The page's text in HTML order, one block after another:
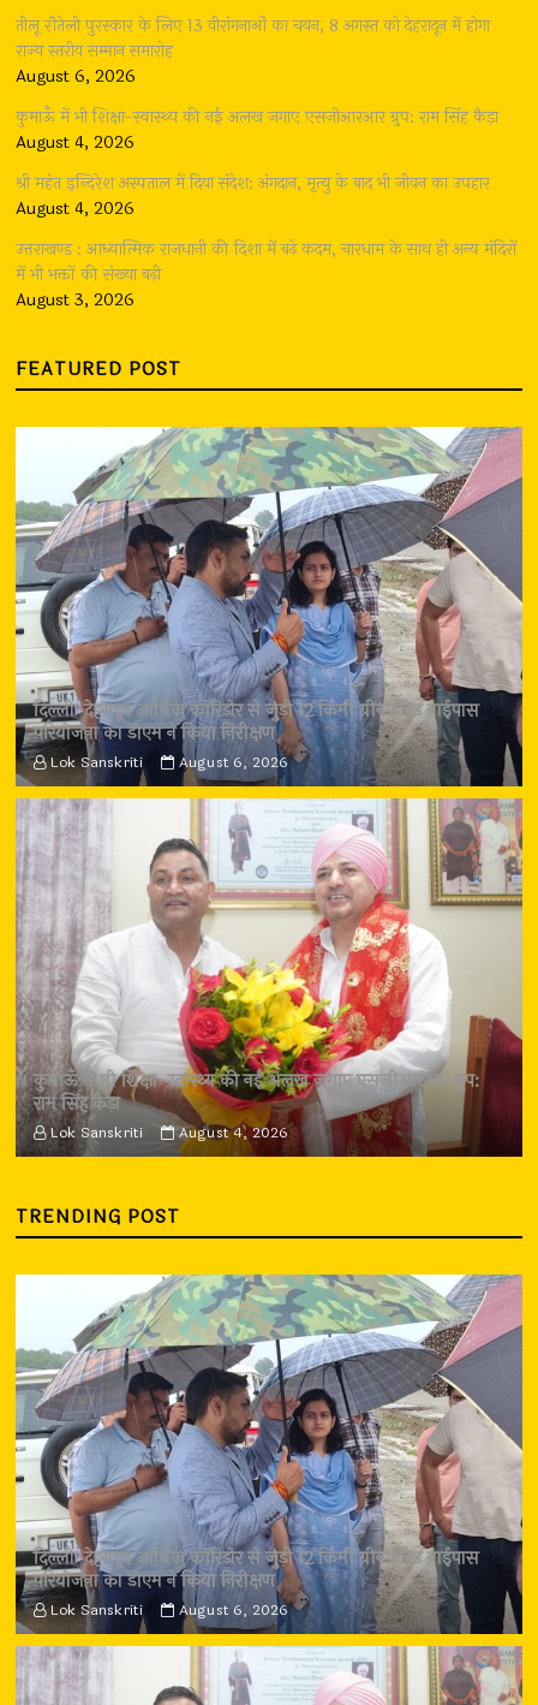
तीलू रौतेली पुरस्कार के लिए 13 वीरांगनाओं का चयन, 8 अगस्त को देहरादून में होगा
राज्य स्तरीय सम्मान समारोह
August 6, 2026
कुमाऊँ में भी शिक्षा-स्वास्थ्य की नई अलख जगाए एसजीआरआर ग्रुप: राम सिंह कैड़ा
August 4, 2026
श्री महंत इन्दिरेश अस्पताल में दिया संदेश: अंगदान, मृत्यु के बाद भी जीवन का उपहार
August 4, 2026
उत्तराखण्ड : आध्यात्मिक राजधानी की दिशा में बढ़े कदम, चारधाम के साथ ही अन्य मंदिरों
में भी भक्तों की संख्या बढ़ी
August 3, 2026
FEATURED POST
दिल्ली-देहरादून आर्थिक कॉरिडोर से जुड़ी 12 किमी ग्रीनफील्ड बाईपास
परियोजना का डीएम ने किया निरीक्षण
Lok Sanskriti August 6, 2026
कुमाऊँ में भी शिक्षा-स्वास्थ्य की नई अलख जगाए एसजीआरआर ग्रुप:
राम सिंह कैड़ा
Lok Sanskriti August 4, 2026
TRENDING POST
दिल्ली-देहरादून आर्थिक कॉरिडोर से जुड़ी 12 किमी ग्रीनफील्ड बाईपास
परियोजना का डीएम ने किया निरीक्षण
Lok Sanskriti August 6, 2026